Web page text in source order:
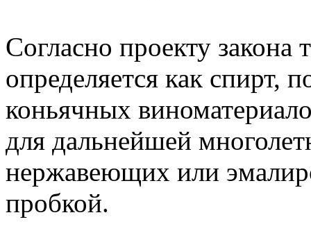
Согласно проекту
определяется как спирт,
коньячных
для дальнейшей
нержавеющих или
пробкой.